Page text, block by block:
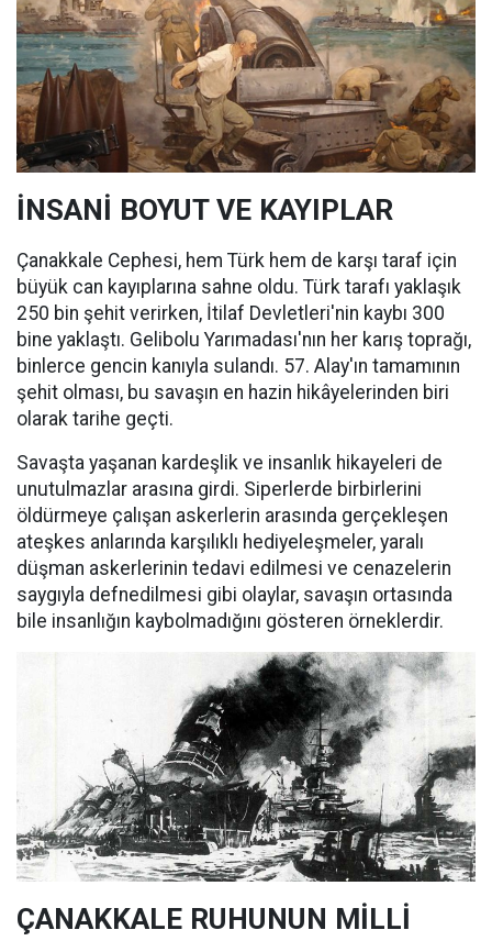
İNSANİ BOYUT VE KAYIPLAR
Çanakkale Cephesi, hem Türk hem de karşı taraf için
büyük can kayıplarına sahne oldu. Türk tarafı yaklaşık
250 bin şehit verirken, İtilaf Devletleri'nin kaybı 300
bine yaklaştı. Gelibolu Yarımadası'nın her karış toprağı,
binlerce gencin kanıyla sulandı. 57. Alay'ın tamamının
şehit olması, bu savaşın en hazin hikâyelerinden biri
olarak tarihe geçti.
Savaşta yaşanan kardeşlik ve insanlık hikayeleri de
unutulmazlar arasına girdi. Siperlerde birbirlerini
öldürmeye çalışan askerlerin arasında gerçekleşen
ateşkes anlarında karşılıklı hediyeleşmeler, yaralı
düşman askerlerinin tedavi edilmesi ve cenazelerin
saygıyla defnedilmesi gibi olaylar, savaşın ortasında
bile insanlığın kaybolmadığını gösteren örneklerdir.
ÇANAKKALE RUHUNUN MİLLİ